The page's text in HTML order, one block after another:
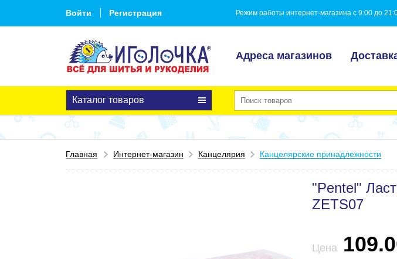
Войти Регистрация Режим работы интернет-магазина с 9:00 до
Адреса магазинов
Каталог товаров
Главная Интернет-магазин Канцелярия Канцелярские принадлежности
"Pentel"
ZETS07
Цена